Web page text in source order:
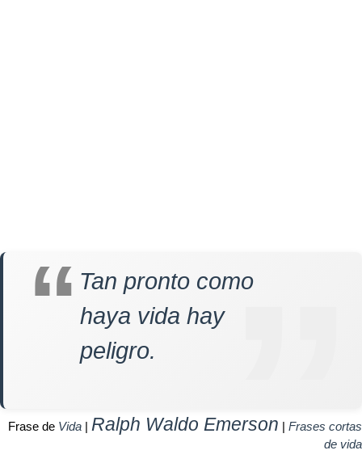
Tan pronto como
haya vida hay
peligro.
Frase de Vida | Ralph Waldo Emerson | Frases cortas
de vida